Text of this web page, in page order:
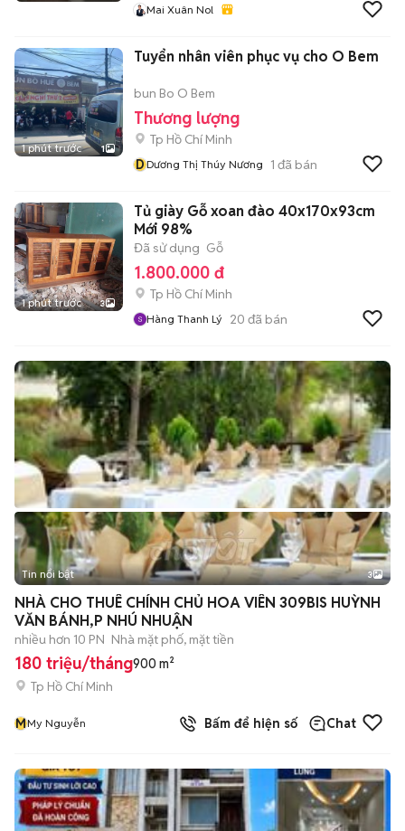
Mai Xuân Nol
1 phút trước 1
Tuyển nhân viên phục vụ cho O Bem
bun Bo O Bem
Thương lượng
Tp Hồ Chí Minh
DDương Thị Thúy Nương 1 đã bán
1 phút trước 3
Tủ giày Gỗ xoan đào 40x170x93cm
Mới 98%
Đã sử dụng Gỗ
1.800.000 đ
Tp Hồ Chí Minh
Hàng Thanh Lý 20 đã bán
Tin nổi bật 3
NHÀ CHO THUÊ CHÍNH CHỦ HOA VIÊN 309BIS HUỲNH
VĂN BÁNH,P NHÚ NHUẬN
nhiều hơn 10 PN Nhà mặt phố, mặt tiền
180 triệu/tháng900 m²
Tp Hồ Chí Minh
MMy Nguyễn Bấm để hiện số Chat